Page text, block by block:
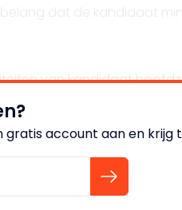
van kandidaat
activiteiten van WMO en
bevindt zich bij voorkeur
en Leiderdorp).
gratis account aan en